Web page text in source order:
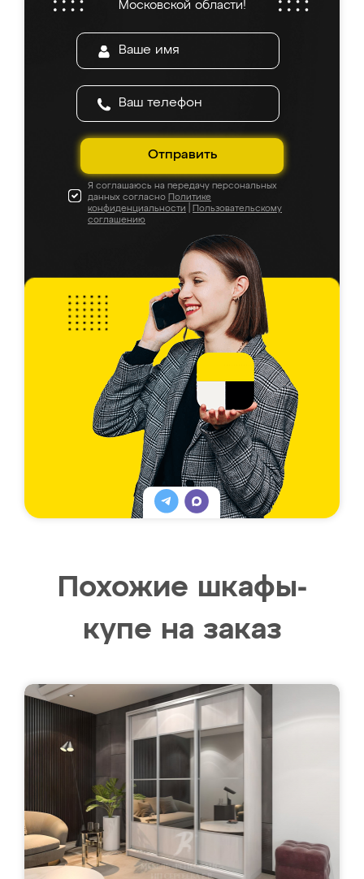
Московской области!
Отправить
Я соглашаюсь на передачу персональных
данных согласно Политике
конфиденциальности
Пользовательскому
соглашению
Похожие шкафы-
купе на заказ